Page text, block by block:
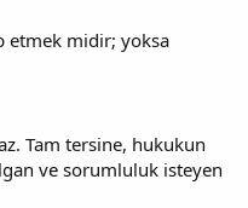
etmek midir; yoksa
Tam tersine, hukukun
ve sorumluluk isteyen